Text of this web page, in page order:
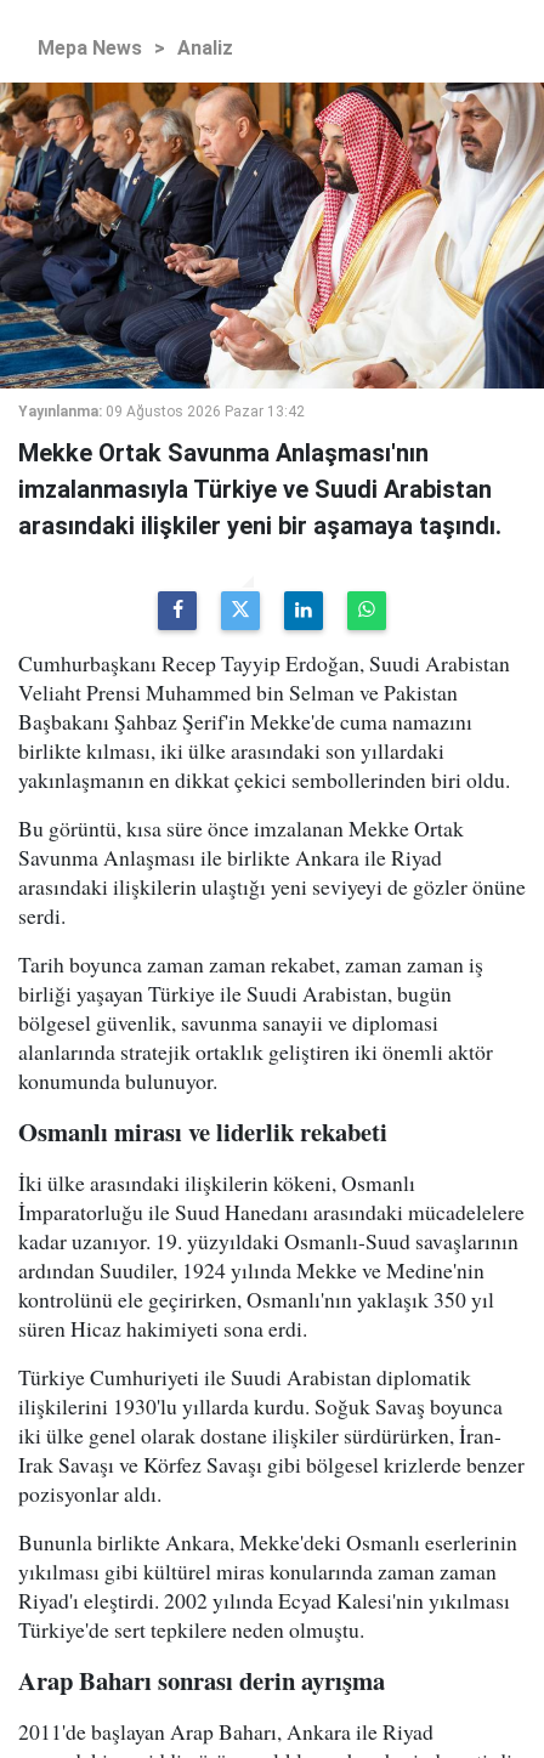
Mepa News > Analiz
Yayınlanma: 09 Ağustos 2026 Pazar 13:42
Mekke Ortak Savunma Anlaşması'nın
imzalanmasıyla Türkiye ve Suudi Arabistan
arasındaki ilişkiler yeni bir aşamaya taşındı.
Cumhurbaşkanı Recep Tayyip Erdoğan, Suudi Arabistan
Veliaht Prensi Muhammed bin Selman ve Pakistan
Başbakanı Şahbaz Şerif'in Mekke'de cuma namazını
birlikte kılması, iki ülke arasındaki son yıllardaki
yakınlaşmanın en dikkat çekici sembollerinden biri oldu.
Bu görüntü, kısa süre önce imzalanan Mekke Ortak
Savunma Anlaşması ile birlikte Ankara ile Riyad
arasındaki ilişkilerin ulaştığı yeni seviyeyi de gözler önüne
serdi.
Tarih boyunca zaman zaman rekabet, zaman zaman iş
birliği yaşayan Türkiye ile Suudi Arabistan, bugün
bölgesel güvenlik, savunma sanayii ve diplomasi
alanlarında stratejik ortaklık geliştiren iki önemli aktör
konumunda bulunuyor.
Osmanlı mirası ve liderlik rekabeti
İki ülke arasındaki ilişkilerin kökeni, Osmanlı
İmparatorluğu ile Suud Hanedanı arasındaki mücadelelere
kadar uzanıyor. 19. yüzyıldaki Osmanlı-Suud savaşlarının
ardından Suudiler, 1924 yılında Mekke ve Medine'nin
kontrolünü ele geçirirken, Osmanlı'nın yaklaşık 350 yıl
süren Hicaz hakimiyeti sona erdi.
Türkiye Cumhuriyeti ile Suudi Arabistan diplomatik
ilişkilerini 1930'lu yıllarda kurdu. Soğuk Savaş boyunca
iki ülke genel olarak dostane ilişkiler sürdürürken, İran-
Irak Savaşı ve Körfez Savaşı gibi bölgesel krizlerde benzer
pozisyonlar aldı.
Bununla birlikte Ankara, Mekke'deki Osmanlı eserlerinin
yıkılması gibi kültürel miras konularında zaman zaman
Riyad'ı eleştirdi. 2002 yılında Ecyad Kalesi'nin yıkılması
Türkiye'de sert tepkilere neden olmuştu.
Arap Baharı sonrası derin ayrışma
2011'de başlayan Arap Baharı, Ankara ile Riyad